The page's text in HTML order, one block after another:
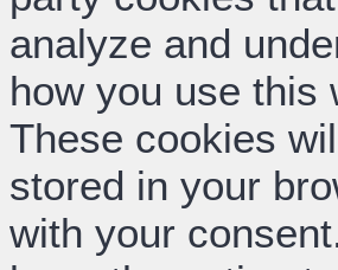
analyze and
how you use this
These cookies
stored in your
with your